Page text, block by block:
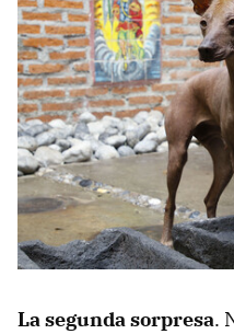
La segunda sorpresa.